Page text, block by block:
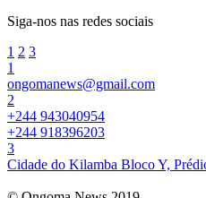
Siga-nos nas redes sociais
1 2 3
1
ongomanews@gmail.com
2
+244 943040954
+244 918396203
3
Cidade do Kilamba Bloco Y,